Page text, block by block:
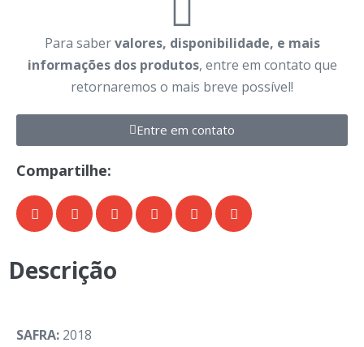
Para sabervalores, disponibilidade, e mais
informações dos produtos, entre em contato que
retornaremos o mais breve possível!
Entre em contato
Compartilhe:
Descrição
SAFRA: 2018